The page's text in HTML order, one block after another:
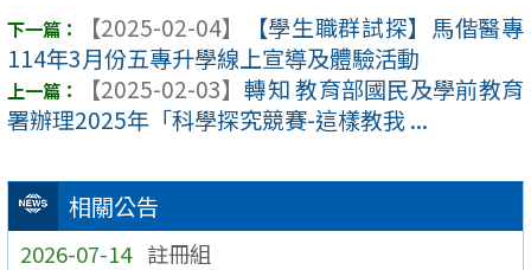
相關公告
2026-07-14 註冊組
【2025-02-04】
【學生職群試探】馬偕醫專
114年3月份五專升學線上宣導及體驗活動
【2025-02-03】 轉知 教育部國民及學前教育
署辦理2025年「科學探究競賽-這樣教我 ...